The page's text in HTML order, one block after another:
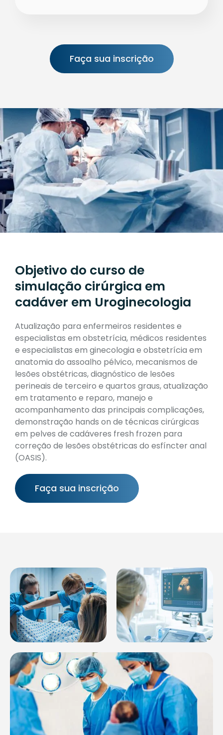
Faça sua inscrição
Objetivo do curso de
simulação cirúrgica em
cadáver em Uroginecologia
Atualização para enfermeiros residentes e
especialistas em obstetrícia, médicos residentes
e especialistas em ginecologia e obstetrícia em
anatomia do assoalho pélvico, mecanismos de
lesões obstétricas, diagnóstico de lesões
perineais de terceiro e quartos graus, atualização
em tratamento e reparo, manejo e
acompanhamento das principais complicações,
demonstração hands on de técnicas cirúrgicas
em pelves de cadáveres fresh frozen para
correção de lesões obstétricas do esfíncter anal
(OASIS).
Faça sua inscrição